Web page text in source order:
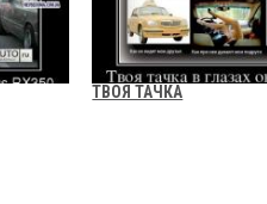
ТВОЯ ТАЧКА